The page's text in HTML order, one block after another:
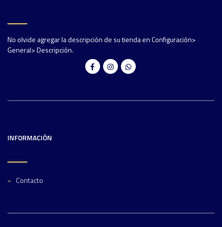
No olvide agregar la descripción de su tienda en Configuración>
General> Descripción.
INFORMACIÓN
Contacto